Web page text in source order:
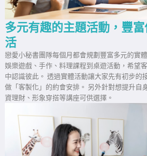
多元有趣的主題活動，豐
活
戀愛小秘書團隊每個月都會規劃豐富多元的實
娛樂遊戲、手作、料理課程到桌遊活動，希望
中認識彼此。 透過實體活動讓大家先有初步的
做「客製化」的約會安排。 另外針對想提升自
資理財、形象穿搭等講座可供選擇。